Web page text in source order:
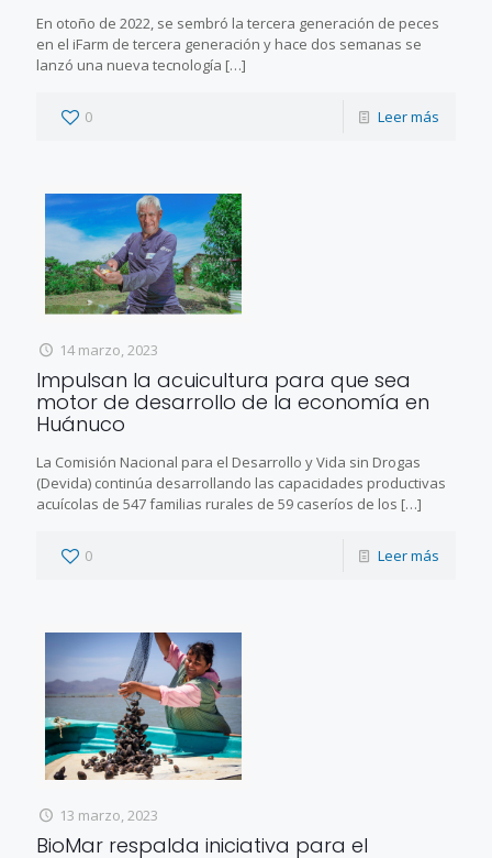
En otoño de 2022, se sembró la tercera generación de peces
en el iFarm de tercera generación y hace dos semanas se
lanzó una nueva tecnología […]
0 Leer más
14 marzo, 2023
Impulsan la acuicultura para que sea
motor de desarrollo de la economía en
Huánuco
La Comisión Nacional para el Desarrollo y Vida sin Drogas
(Devida) continúa desarrollando las capacidades productivas
acuícolas de 547 familias rurales de 59 caseríos de los […]
0 Leer más
13 marzo, 2023
BioMar respalda iniciativa para el